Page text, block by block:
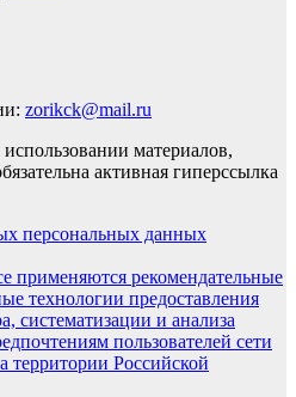
zorikck@mail.ru
материалов,
активная гиперссылка
персональных данных
применяются рекомендательные
технологии предоставления
систематизации и анализа
пользователей сети
территории Российской